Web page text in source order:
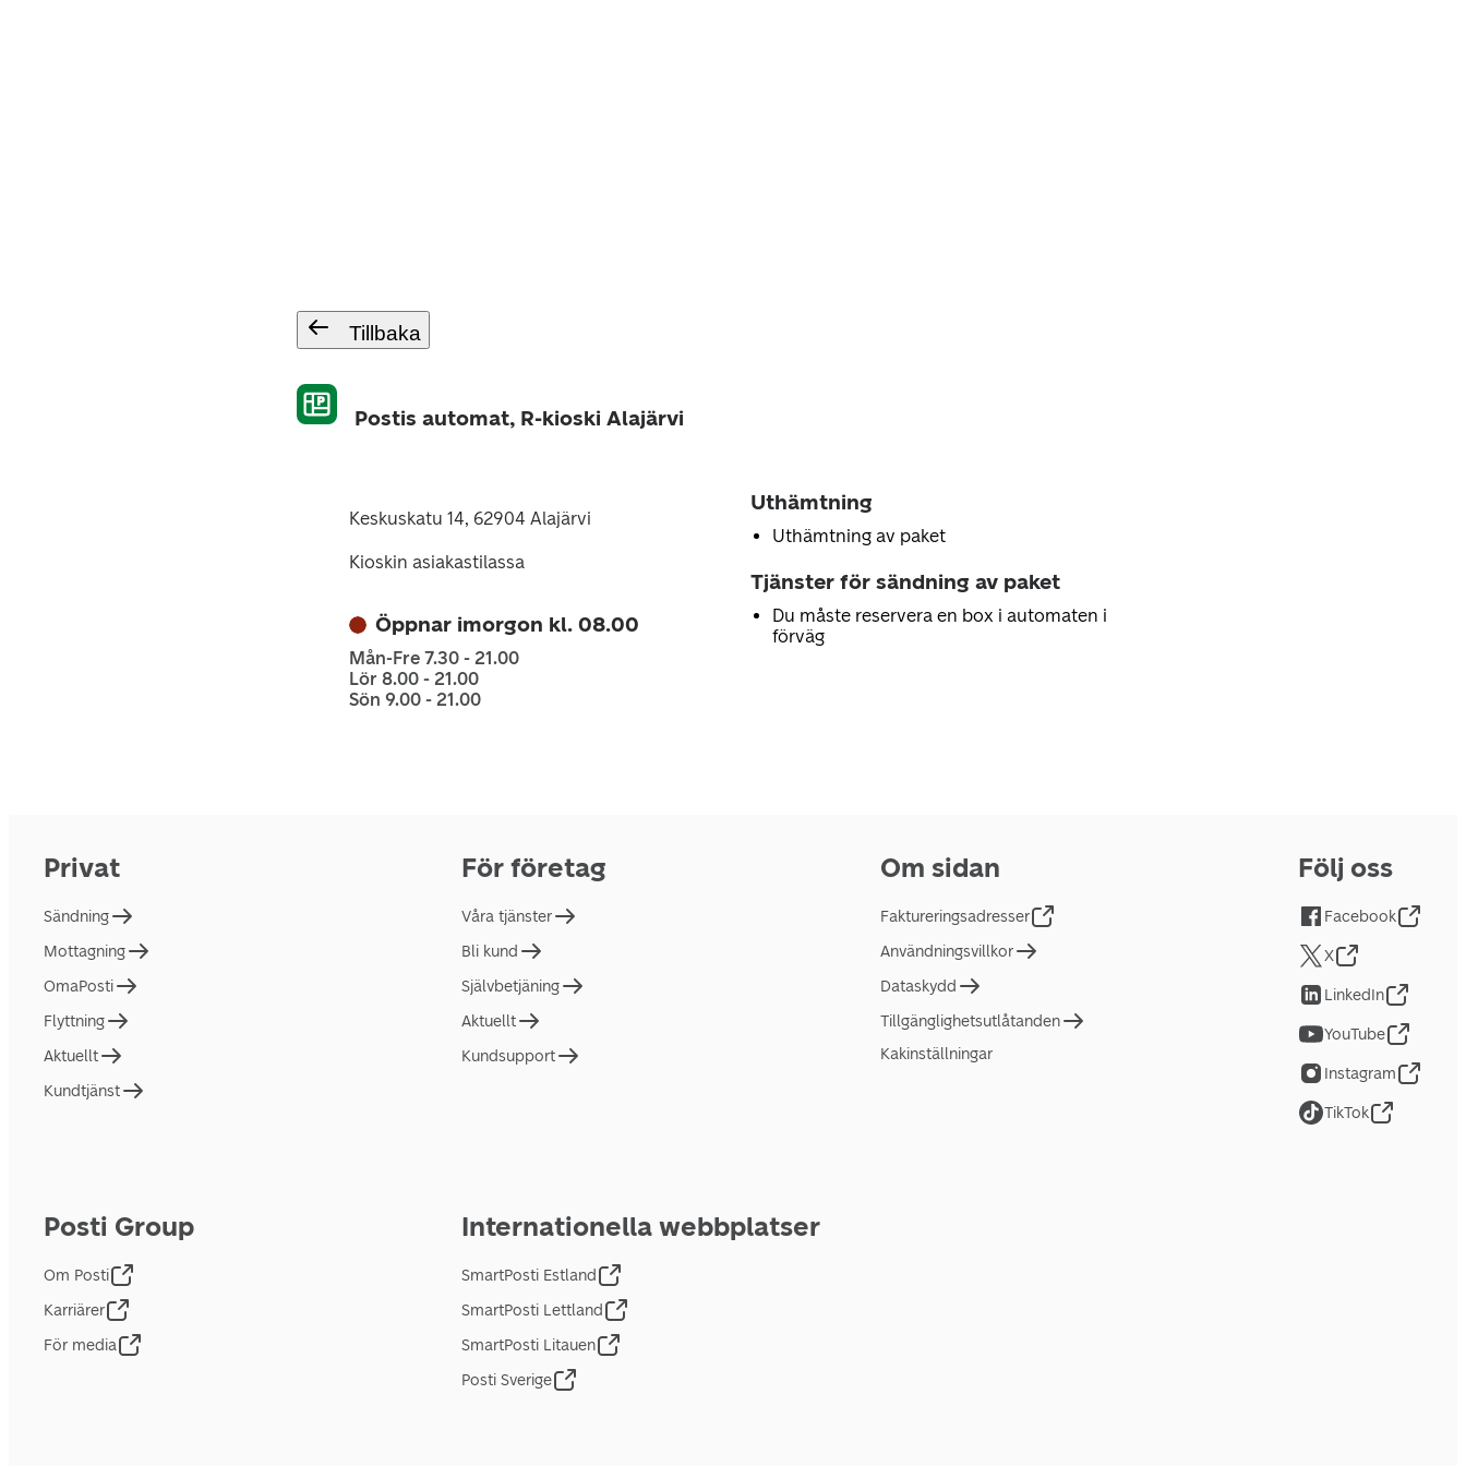
Tillbaka
Postis automat, R-kioski Alajärvi
Keskuskatu 14, 62904 Alajärvi
Kioskin asiakastilassa
Öppnar imorgon kl. 08.00
Mån-Fre 7.30 - 21.00
Lör 8.00 - 21.00
Sön 9.00 - 21.00
Uthämtning
Uthämtning av paket
Tjänster för sändning av paket
Du måste reservera en box i automaten i
förväg
Privat
Sändning
Mottagning
OmaPosti
Flyttning
Aktuellt
Kundtjänst
För företag
Våra tjänster
Bli kund
Självbetjäning
Aktuellt
Kundsupport
Om sidan
Faktureringsadresser
Användningsvillkor
Dataskydd
Tillgänglighetsutlåtanden
Kakinställningar
Posti Group
Om Posti
Karriärer
För media
Internationella webbplatser
SmartPosti Estland
SmartPosti Lettland
SmartPosti Litauen
Posti Sverige
Följ oss
Facebook
X
LinkedIn
YouTube
Instagram
TikTok